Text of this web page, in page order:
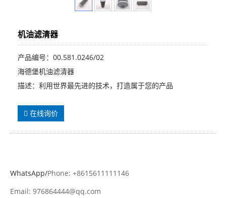
机油滤清器
产品编号：00.581.0246/02
海德堡机油滤清器
描述：利用世界最先进的技术，打造属于您的产品
在线询价
WhatsApp/Phone: +8615611111146
Email: 976864444@qq.com